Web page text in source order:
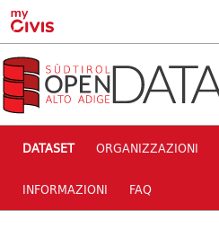
Skip to main content
DATASET ORGANIZZAZIONI
INFORMAZIONI FAQ